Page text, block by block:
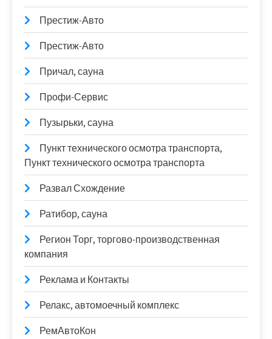
Престиж-Авто
Престиж-Авто
Причал, сауна
Профи-Сервис
Пузырьки, сауна
Пункт технического осмотра транспорта,
Пункт технического осмотра транспорта
Развал Схождение
Ратибор, сауна
Регион Торг, торгово-производственная
компания
Реклама и Контакты
Релакс, автомоечный комплекс
РемАвтоКон